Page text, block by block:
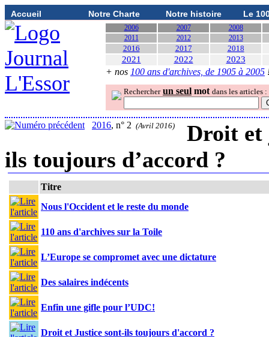
Accueil Notre Charte Notre histoire Le
2006 2007
2008
2011
2012 2013
2016 2017 2018
2021 2022 2023
+ nos 100 ans d'archives, de 1905 à 2005
Rechercher un seul mot dans les articles :
2016, n° 2 (Avril 2016)
Droit et
ils toujours d’accord ?
Titre
Nous l'Occident et le reste du monde
110 ans d'archives sur la Toile
L’Europe se compromet avec une dictature
Des salaires indécents
Enfin une gifle pour l’UDC!
Droit et Justice sont-ils toujours d'accord ?